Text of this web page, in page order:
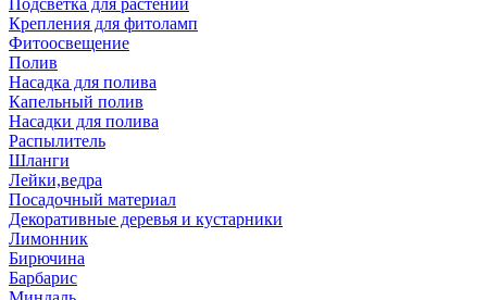
Подсветка для растений
Крепления для фитоламп
Фитоосвещение
Полив
Насадка для полива
Капельный полив
Насадки для полива
Распылитель
Шланги
Лейки,ведра
Посадочный материал
Декоративные деревья и кустарники
Лимонник
Бирючина
Барбарис